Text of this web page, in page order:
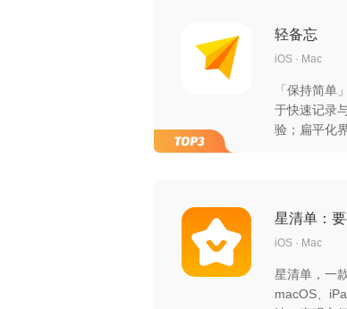
轻备忘
iOS Mac
「保持简单
于快速记录
验；扁平化
记忆，让您
星清单：
iOS Mac
星清单，一
macOS、iPadOS